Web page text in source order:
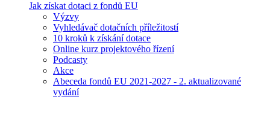
Jak získat dotaci z fondů EU
Výzvy
Vyhledávač dotačních příležitostí
10 kroků k získání dotace
Online kurz projektového řízení
Podcasty
Akce
Abeceda fondů EU 2021-2027 - 2. aktualizované
vydání